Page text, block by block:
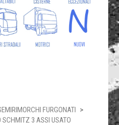
FURGONATI >
SCHMITZ 3 ASSI USATO